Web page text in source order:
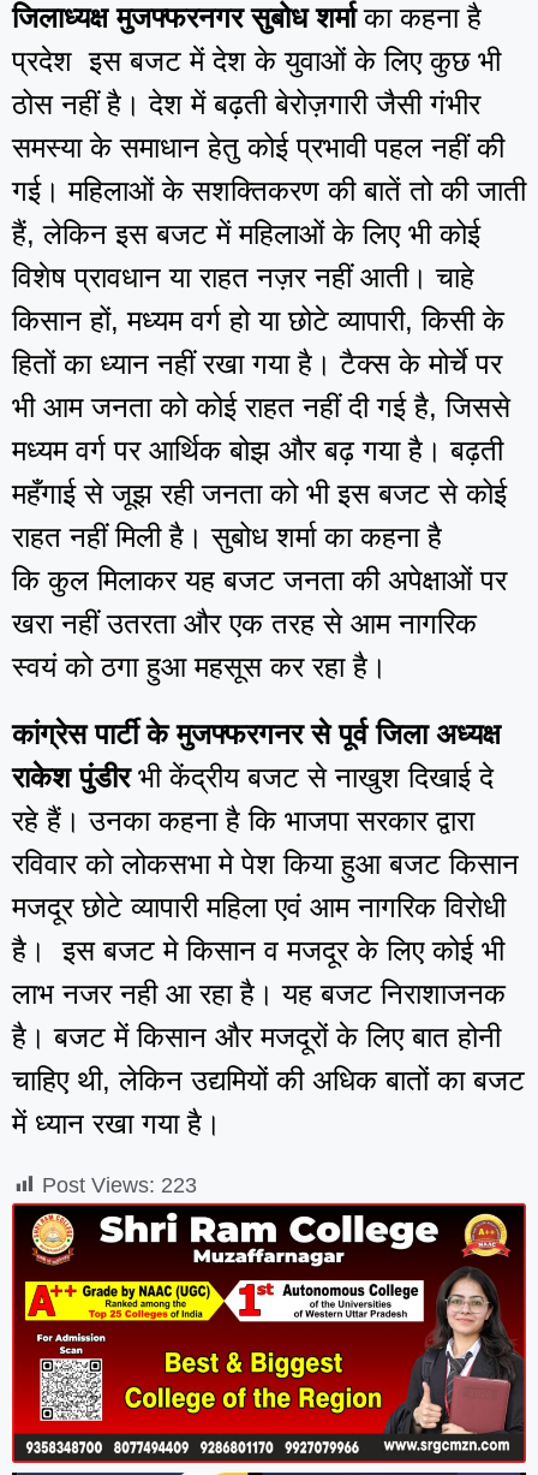
जिलाध्यक्ष मुजफ्फरनगर सुबोध शर्माका कहना है
प्रदेश इस बजट में देश के युवाओं के लिए कुछ भी
ठोस नहीं है। देश में बढ़ती बेरोज़गारी जैसी गंभीर
समस्या के समाधान हेतु कोई प्रभावी पहल नहीं की
गई। महिलाओं के सशक्तिकरण की बातें तो की जाती
हैं, लेकिन इस बजट में महिलाओं के लिए भी कोई
विशेष प्रावधान या राहत नज़र नहीं आती। चाहे
किसान हों, मध्यम वर्ग हो या छोटे व्यापारी, किसी के
हितों का ध्यान नहीं रखा गया है। टैक्स के मोर्चे पर
भी आम जनता को कोई राहत नहीं दी गई है, जिससे
मध्यम वर्ग पर आर्थिक बोझ और बढ़ गया है। बढ़ती
महँगाई से जूझ रही जनता को भी इस बजट से कोई
राहत नहीं मिली है। सुबोध शर्मा का कहना है
कि कुल मिलाकर यह बजट जनता की अपेक्षाओं पर
खरा नहीं उतरता और एक तरह से आम नागरिक
स्वयं को ठगा हुआ महसूस कर रहा है।
कांग्रेस पार्टी के मुजफ्फरगनर से पूर्व जिला अध्यक्ष
राकेश पुंडीरभी केंद्रीय बजट से नाखुश दिखाई दे
रहे हैं। उनका कहना है कि भाजपा सरकार द्वारा
रविवार को लोकसभा मे पेश किया हुआ बजट किसान
मजदूर छोटे व्यापारी महिला एवं आम नागरिक विरोधी
है। इस बजट मे किसान व मजदूर के लिए कोई भी
लाभ नजर नही आ रहा है। यह बजट निराशाजनक
है। बजट में किसान और मजदूरों के लिए बात होनी
चाहिए थी, लेकिन उद्यमियों की अधिक बातों का बजट
में ध्यान रखा गया है।
Post Views: 223